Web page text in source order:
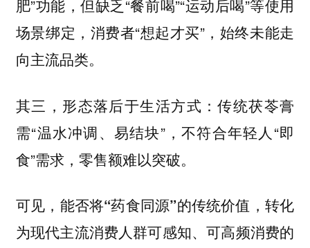
肥”功能，但缺乏“餐前喝”“运动后喝”等使用
场景绑定，消费者“想起才买”，始终未能走
向主流品类。
其三，形态落后于生活方式：传统茯苓膏
需“温水冲调、易结块”，不符合年轻人“即
食”需求，零售额难以突破。
可见， 能否将“药食同源”的传统价值，转化
为现代主流消费人群可感知、可高频消费的